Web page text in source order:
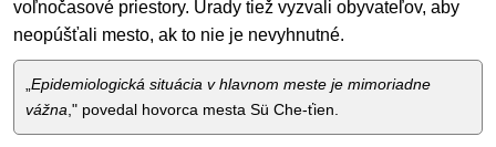
voľnočasové priestory. Úrady tiež vyzvali obyvateľov, aby
neopúšťali mesto, ak to nie je nevyhnutné.
Epidemiologická situácia v hlavnom meste je mimoriadne
vážna ," povedal hovorca mesta Sü Che-ťien.